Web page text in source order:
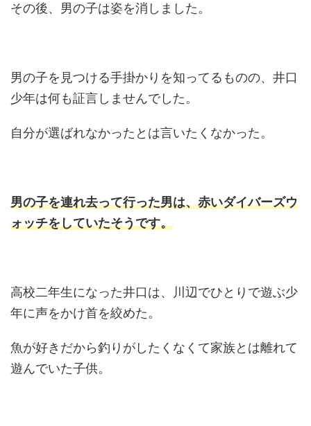
その後、男の子は姿を消しました。
男の子を見つける手掛かりを知ってるものの、井口
少年は何も証言しませんでした。
自分が選ばれなかったとは言いたくなかった。
男の子を連れ去って行った男は、赤いダイバーズウ
ォッチをしていたそうです。
高校二年生になった井口は、川辺でひとりで遊ぶ少
年に声をかけ首を絞めた。
魚が好きだから釣りがしたくなくて家族とは離れて
遊んでいた子供。